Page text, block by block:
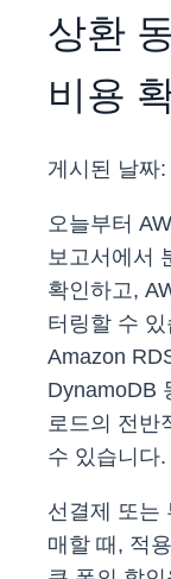
상환
비용
게시된 날짜:
오늘부터
보고서에서
확인하고,
터링할 수
Amazon
DynamoDB
로드의 전반
수 있습니다.
선결제 또는
매할 때, 적